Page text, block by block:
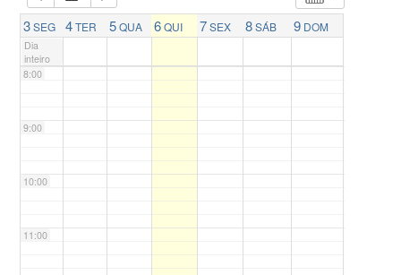
3SEG 4TER 5QUA 6QUI 7SEX 8SÁB 9 DOM
Dia
inteiro
7:00
8:00
9:00
10:00
11:00